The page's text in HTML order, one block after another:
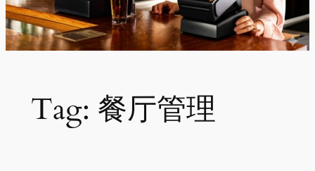
Tag: 餐厅管理